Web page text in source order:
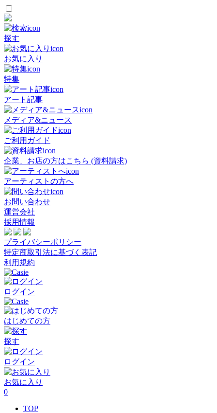
探す
お気に入り
特集
アート記事
メディア&ニュース
ご利用ガイド
企業、お店の方はこちら (資料請求)
アーティストの方へ
お問い合わせ
運営会社
採用情報
プライバシーポリシー
特定商取引法に基づく表記
利用規約
ログイン
はじめての方
探す
ログイン
お気に入り
0
TOP